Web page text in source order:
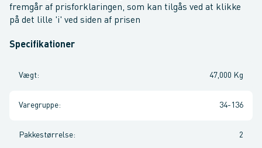
fremgår af prisforklaringen, som kan tilgås ved at klikke
på det lille 'i' ved siden af prisen
Specifikationer
Vægt: 47,000 Kg
Varegruppe: 34-136
Pakkestørrelse: 2